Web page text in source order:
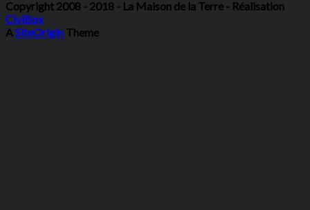
Copyright 2008 - 2018 - La Maison de la Terre - Réalisation
CiviBox
ASiteOrigin Theme